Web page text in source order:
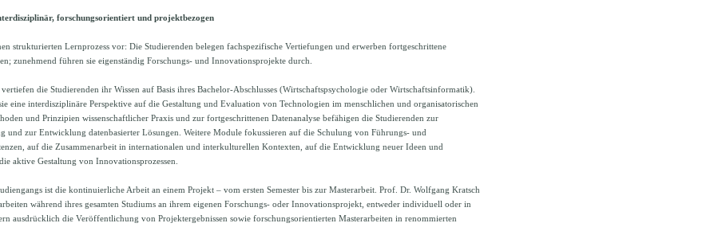
forschungsorientiert und projektbezogen
strukturierten Lernprozess vor: Die Studierenden belegen fachspezifische Vertiefungen und erwerben fortgeschrittene
zunehmend führen sie eigenständig Forschungs- und Innovationsprojekte durch.
die Studierenden ihr Wissen auf Basis ihres Bachelor-Abschlusses (Wirtschaftspsychologie oder Wirtschaftsinformatik).
eine interdisziplinäre Perspektive auf die Gestaltung und Evaluation von Technologien im menschlichen und organisatorischen
und Prinzipien wissenschaftlicher Praxis und zur fortgeschrittenen Datenanalyse befähigen die Studierenden zur
und zur Entwicklung datenbasierter Lösungen. Weitere Module fokussieren auf die Schulung von Führungs- und
auf die Zusammenarbeit in internationalen und interkulturellen Kontexten, auf die Entwicklung neuer Ideen und
aktive Gestaltung von Innovationsprozessen.
ist die kontinuierliche Arbeit an einem Projekt – vom ersten Semester bis zur Masterarbeit. Prof. Dr. Wolfgang Kratsch
während ihres gesamten Studiums an ihrem eigenen Forschungs- oder Innovationsprojekt, entweder individuell oder in
ausdrücklich die Veröffentlichung von Projektergebnissen sowie forschungsorientierten Masterarbeiten in renommierten